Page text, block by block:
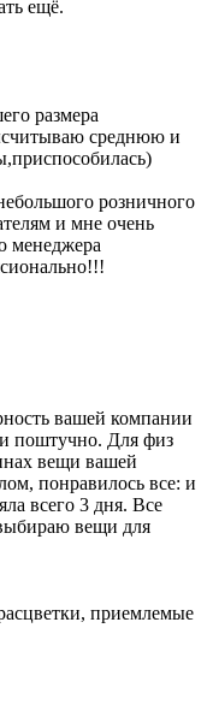
ещё.
размера
среднюю и
розничного
и мне очень
менеджера
вашей компании
поштучно. Для физ
вещи вашей
понравилось все: и
всего 3 дня. Все
вещи для
приемлемые